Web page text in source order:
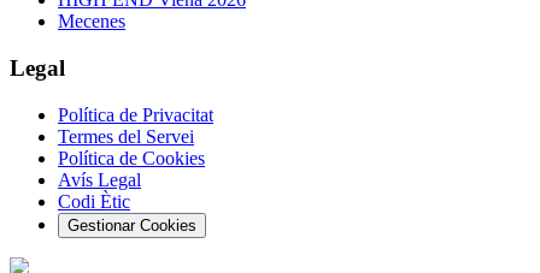
Mecenes
Legal
Política de Privacitat
Termes del Servei
Política de Cookies
Avís Legal
Codi Ètic
Gestionar Cookies